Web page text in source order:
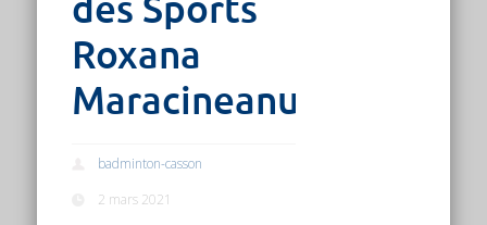
Roxana
Maracineanu
badminton-casson
2 mars 2021